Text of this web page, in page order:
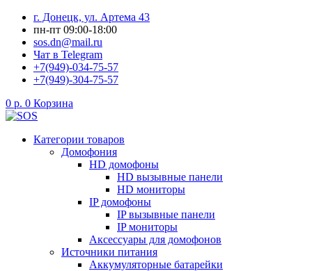
Перейти
содержимому
г. Донецк, ул. Артема 43
пн-пт 09:00-18:00
sos.dn@mail.ru
Чат в Telegram
+7(949)-034-75-57
+7(949)-304-75-57
0 р. 0 Корзина
Категории товаров
Домофония
HD домофоны
HD вызывные панели
HD мониторы
IP домофоны
IP вызывные панели
IP мониторы
Аксессуары для домофонов
Источники питания
Аккумуляторные батарейки